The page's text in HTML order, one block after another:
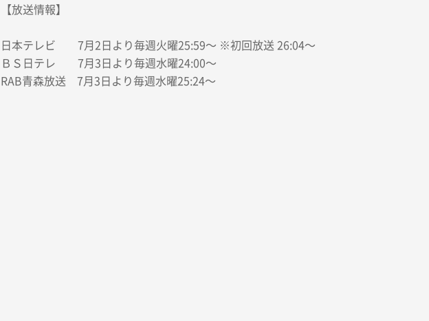
【放送情報】
日本テレビ 7月2日より毎週火曜25:59～ ※初回放送 26:04～
ＢＳ日テレ 7月3日より毎週水曜24:00～
RAB青森放送 7月3日より毎週水曜25:24～